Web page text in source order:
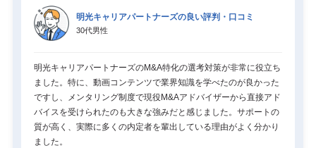
明光キャリアパートナーズの良い評判・口コミ
30代男性
明光キャリアパートナーズのM&A特化の選考対策が非常に役立ち
ました。特に、動画コンテンツで業界知識を学べたのが良かった
ですし、メンタリング制度で現役M&Aアドバイザーから直接アド
バイスを受けられたのも大きな強みだと感じました。サポートの
質が高く、実際に多くの内定者を輩出している理由がよく分かり
ました。